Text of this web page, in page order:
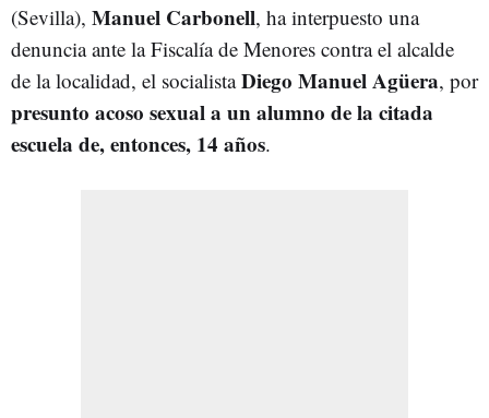
(Sevilla), Manuel Carbonell, ha interpuesto una
denuncia ante la Fiscalía de Menores contra el alcalde
de la localidad, el socialistaDiego Manuel Agüera, por
presunto acoso sexual a un alumno de la citada
escuela de, entonces, 14 años.